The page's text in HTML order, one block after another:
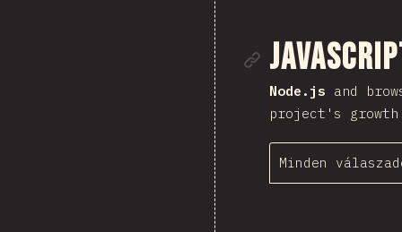
Rész
Node.js and
project's
Minden